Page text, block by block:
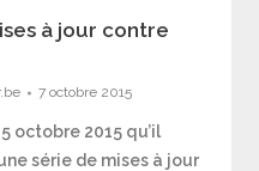
à jour contre
7 octobre 2015
octobre 2015 qu’il
série de mises à jour